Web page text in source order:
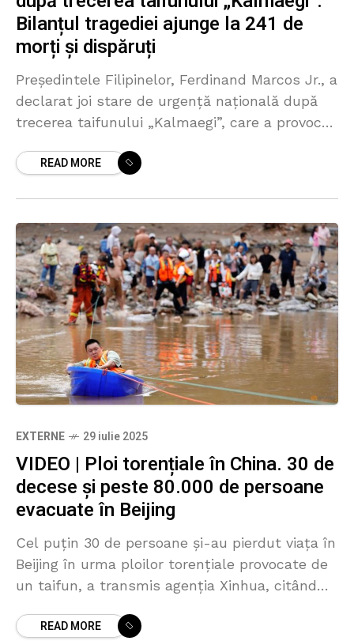
Bilanțul tragediei ajunge la 241 de
morți și dispăruți
Președintele Filipinelor, Ferdinand Marcos Jr., a
declarat joi stare de urgență națională după
trecerea taifunului „Kalmaegi”, care a provocat
altor 127, potrivit
READ MORE
EXTERNE 29 iulie 2025
VIDEO | Ploi torențiale în China. 30 de
decese și peste 80.000 de persoane
evacuate în Beijing
Cel puțin 30 de persoane și-au pierdut viața în
Beijing în urma ploilor torențiale provocate de
un taifun, a transmis agenția Xinhua, citând
READ MORE